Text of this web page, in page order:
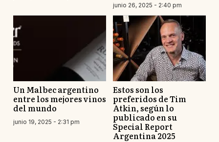
junio 26, 2025 - 2:40 pm
Un Malbec argentino
entre los mejores vinos
del mundo
junio 19, 2025 - 2:31 pm
Estos son los
preferidos de Tim
Atkin, según lo
publicado en su
Special Report
Argentina 2025